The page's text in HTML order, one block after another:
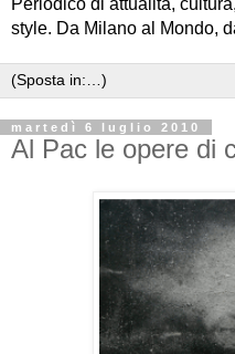
Periodico di attualità,
style. Da Milano al Mondo,
martedì 6 luglio 2010
Al Pac le opere di